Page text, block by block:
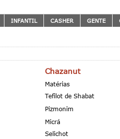
INFANTIL CASHER GENTE
Chazanut
Matérias
Tefilot de Shabat
Pizmonim
Micrá
Selichot